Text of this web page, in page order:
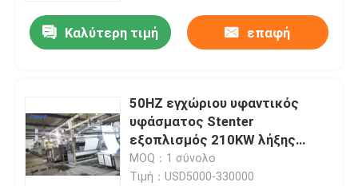
Καλύτερη τιμή επαφή
50HZ εγχώριου υφαντικός
υφάσματος Stenter
εξοπλισμός 210KW λήξης
μηχανών υφαντικός
MOQ：1 σύνολο
Τιμή：USD5000-330000